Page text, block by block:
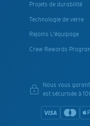
Projets de durabilité
Technologie de verre
Rejoins L'équipage
Crew Rewards
Nous vous
est sécurisée à